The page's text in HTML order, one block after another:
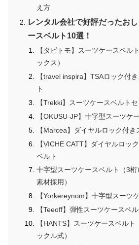
え方
レンタル会社で好評だったお
ースベルト10選！
【タビトモ】スーツケースベル
ックス）
【travel inspira】TSAロック付
ト
【Trekki】スーツケースベルトセ
【OKUSU-JP】十字型スーツケ
【Marcea】ダイヤルロック付き
【VICHE CATT】ダイヤルロッ
ベルト
十字型スーツケースベルト（3桁
素材採用）
【Yorkereynom】十字型スーツ
【Teeoff】弾性スーツケースベ
【HANTS】スーツケースベル
ックル式）